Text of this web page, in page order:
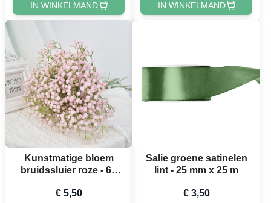
IN WINKELMAND IN WINKELMAND
Kunstmatige bloem
bruidssluier roze - 63
€ 5,50
Salie groene satinelen
lint - 25 mm x 25 m
€ 3,50